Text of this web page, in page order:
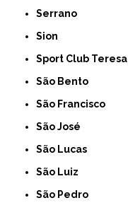
Serrano
Sion
Sport Club Teresa
São Bento
São Francisco
São José
São Lucas
São Luiz
São Pedro